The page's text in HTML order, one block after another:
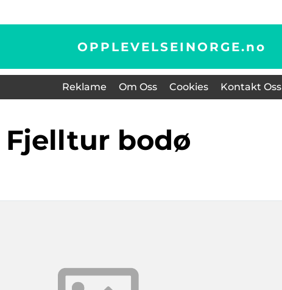
OPPLEVELSEINORGE.no
Reklame Om Oss Cookies Kontakt Oss
fjelltur bodø